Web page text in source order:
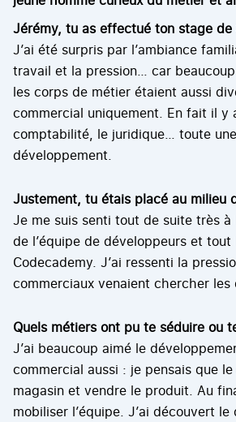
Jérémy, tu as effectué ton stage de
J’ai été surpris par l’ambiance
travail et la pression… car
les corps de métier étaient aussi
commercial uniquement. En fait il
comptabilité, le juridique… toute
développement.
Justement, tu étais placé au milieu
Je me suis senti tout de suite très à
de l’équipe de développeurs et
Codecademy. J’ai ressenti la
commerciaux venaient chercher
Quels métiers ont pu te séduire ou
J’ai beaucoup aimé le
commercial aussi : je pensais que
magasin et vendre le produit. Au
mobiliser l’équipe. J’ai découvert